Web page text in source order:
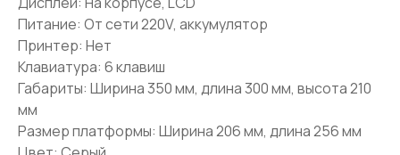
Питание: От сети 220V, аккумулятор
Принтер: Нет
Клавиатура: 6 клавиш
Габариты: Ширина 350 мм, длина 300 мм, высота 210
мм
Размер платформы: Ширина 206 мм, длина 256 мм